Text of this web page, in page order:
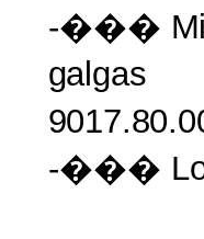
-���
galgas
-���